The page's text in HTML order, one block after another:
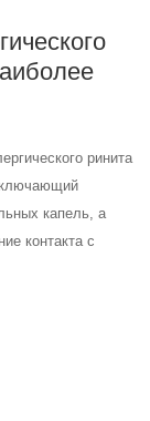
ринита
капель, а
контакта с